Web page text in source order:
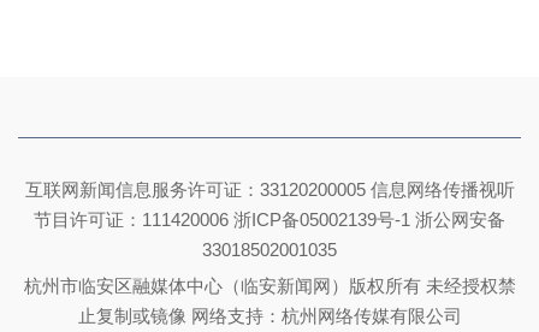
互联网新闻信息服务许可证：33120200005 信息网络传播视听
节目许可证：111420006 浙ICP备05002139号-1 浙公网安备
33018502001035
杭州市临安区融媒体中心（临安新闻网）版权所有 未经授权禁
止复制或镜像 网络支持：杭州网络传媒有限公司